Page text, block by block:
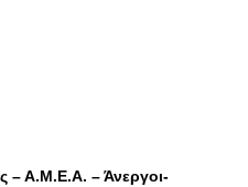
– Α.Μ.Ε.Α. – Άνεργοι-